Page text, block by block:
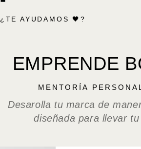
¿TE AYUDAMOS 🖤?
EMPRENDE
MENTORÍA
Desarolla tu marca de
diseñada para llevar